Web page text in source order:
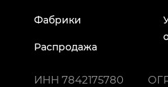
Фабрики
Распродажа
ИНН 7842175780